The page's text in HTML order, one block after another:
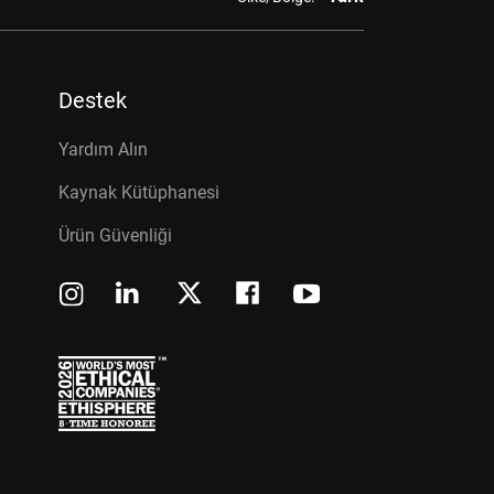
Destek
Yardım Alın
Kaynak Kütüphanesi
Ürün Güvenliği